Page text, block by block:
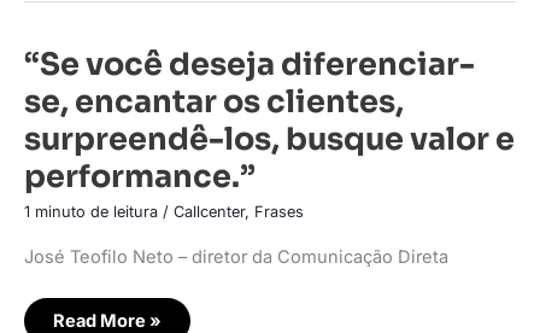
“Se você deseja diferenciar-
se, encantar os clientes,
surpreendê-los, busque valor e
performance.”
1 minuto de leitura / Callcenter, Frases
José Teofilo Neto – diretor da Comunicação Direta
“Se
você
diferenciar-
se,
encantar
os
clientes,
surpreendê-
los,
busque
e
Read More »